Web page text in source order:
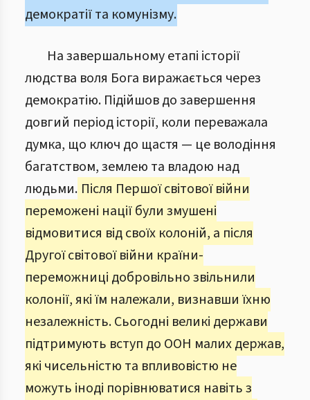
демократії та комунізму.
На завершальному етапі історії
людства воля Бога виражається через
демократію. Підійшов до завершення
довгий період історії, коли переважала
думка, що ключ до щастя — це володіння
багатством, землею та владою над
людьми. Після Першої світової війни
переможені нації були змушені
відмовитися від своїх колоній, а після
Другої світової війни країни-
переможниці добровільно звільнили
колонії, які їм належали, визнавши їхню
незалежність. Сьогодні великі держави
підтримують вступ до ООН малих держав,
які чисельністю та впливовістю не
можуть іноді порівнюватися навіть з